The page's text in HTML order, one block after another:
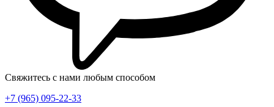
Свяжитесь с нами любым способом
+7 (965) 095-22-33